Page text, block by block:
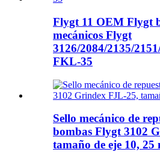
Flygt 11 OEM Flygt
mecánicos Flygt
3126/2084/2135/
FKL-35
Sello mecánico de
bombas Flygt 3102
tamaño de eje 10, 25